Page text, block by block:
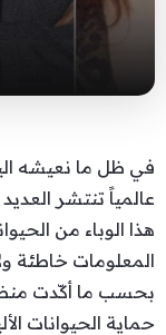
في ظل ما نعيشه
عالمياً تنتشر
هذا الوباء من
المعلومات خاطئة
بحسب ما أكّدت
حماية الحيوانات